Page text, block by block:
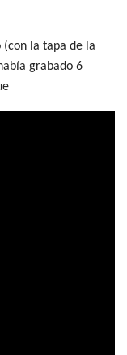
(con la tapa de la
grabado 6